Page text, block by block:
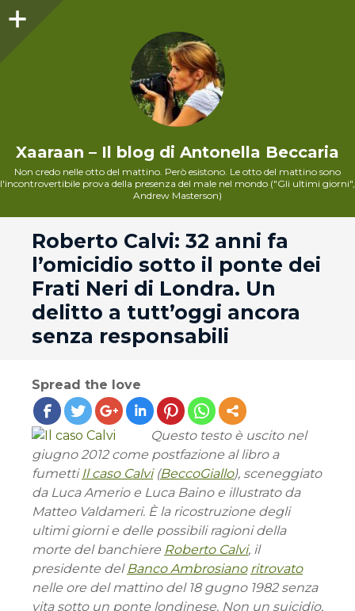
Xaaraan – Il blog di Antonella Beccaria
Non credo nelle otto del mattino. Però esistono. Le otto del mattino sono
l'incontrovertibile prova della presenza del male nel mondo ("Gli ultimi giorni",
Andrew Masterson)
Roberto Calvi: 32 anni fa
l’omicidio sotto il ponte dei
Frati Neri di Londra. Un
delitto a tutt’oggi ancora
senza responsabili
Spread the love
Questo testo è uscito nel
giugno 2012 come postfazione al libro a
fumetti Il caso Calvi(BeccoGiallo), sceneggiato
da Luca Amerio e Luca Baino e illustrato da
Matteo Valdameri. È la ricostruzione degli
ultimi giorni e delle possibili ragioni della
morte del banchiere Roberto Calvi, il
presidente del Banco Ambrosiano ritrovato
nelle ore del mattino del 18 gugno 1982 senza
vita sotto un ponte londinese. Non un suicidio,